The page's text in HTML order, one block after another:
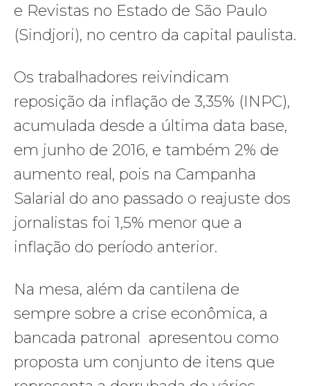
e Revistas no Estado de São Paulo
(Sindjori), no centro da capital paulista.
Os trabalhadores reivindicam
reposição da inflação de 3,35% (INPC),
acumulada desde a última data base,
em junho de 2016, e também 2% de
aumento real, pois na Campanha
Salarial do ano passado o reajuste dos
jornalistas foi 1,5% menor que a
inflação do período anterior.
Na mesa, além da cantilena de
sempre sobre a crise econômica, a
bancada patronal apresentou como
proposta um conjunto de itens que